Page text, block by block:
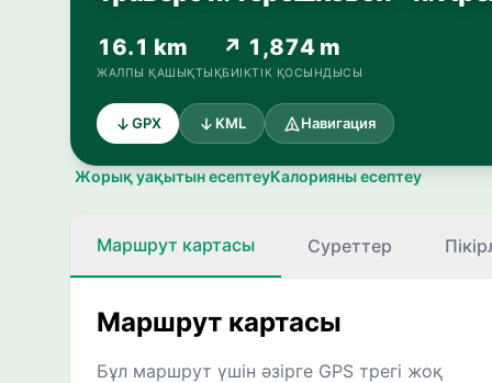
16.1 km
ЖАЛПЫ ҚАШЫҚТЫҚ
↗ 1,874 m
БИІКТІК ҚОСЫНДЫСЫ
GPX KML Навигация
Жорық уақытын есептеуКалорияны есептеу
Маршрут картасы Суреттер
Маршрут картасы
Бұл маршрут үшін әзірге GPS трегі жоқ